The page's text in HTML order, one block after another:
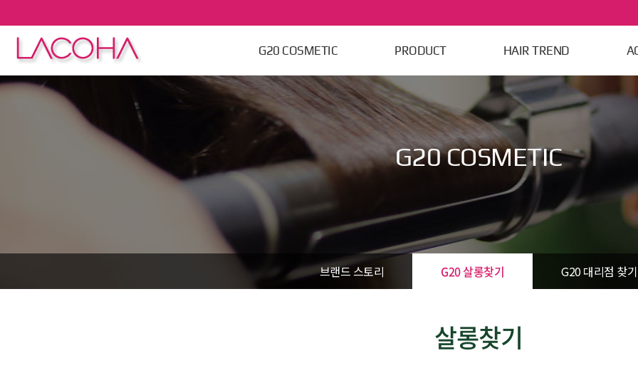
G20 COSMETIC PRODUCT HAIR TREND
G20 COSMETIC
브랜드 스토리 G20 살롱찾기 G20 대리점 찾기
살롱찾기